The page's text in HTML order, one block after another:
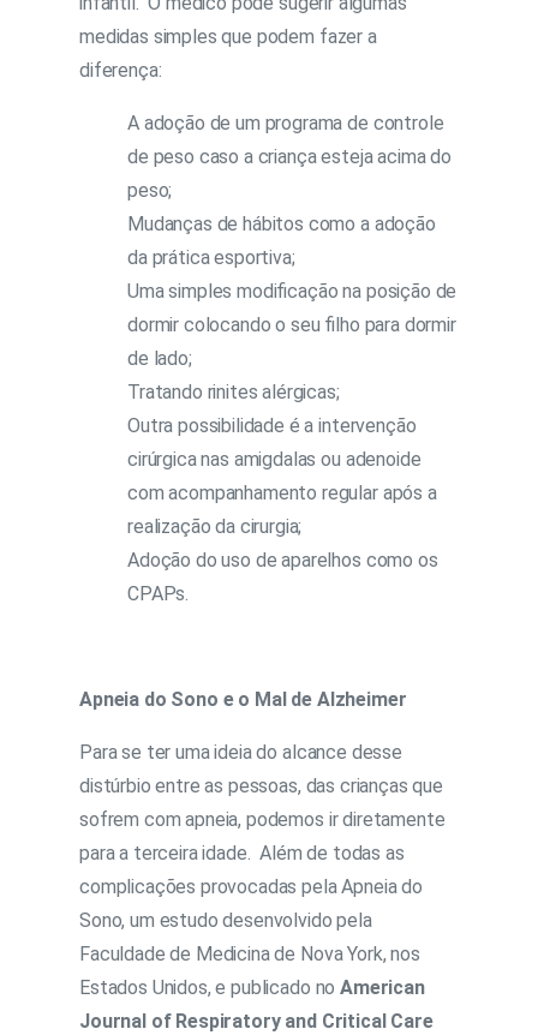
medidas simples que podem fazer a
diferença:
A adoção de um programa de controle
de peso caso a criança esteja acima do
peso;
Mudanças de hábitos como a adoção
da prática esportiva;
Uma simples modificação na posição de
dormir colocando o seu filho para dormir
de lado;
Tratando rinites alérgicas;
Outra possibilidade é a intervenção
cirúrgica nas amigdalas ou adenoide
com acompanhamento regular após a
realização da cirurgia;
Adoção do uso de aparelhos como os
CPAPs.
Apneia do Sono e o Mal de Alzheimer
Para se ter uma ideia do alcance desse
distúrbio entre as pessoas, das crianças que
sofrem com apneia, podemos ir diretamente
para a terceira idade. Além de todas as
complicações provocadas pela Apneia do
Sono, um estudo desenvolvido pela
Faculdade de Medicina de Nova York, nos
Estados Unidos, e publicado noAmerican
Journal of Respiratory and Critical Care